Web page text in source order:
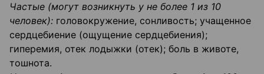
Частые (могут возникнуть у не более 1 из 10
человек): головокружение, сонливость; учащенное
сердцебиение (ощущение сердцебиения);
гиперемия, отек лодыжки (отек); боль в животе,
тошнота.